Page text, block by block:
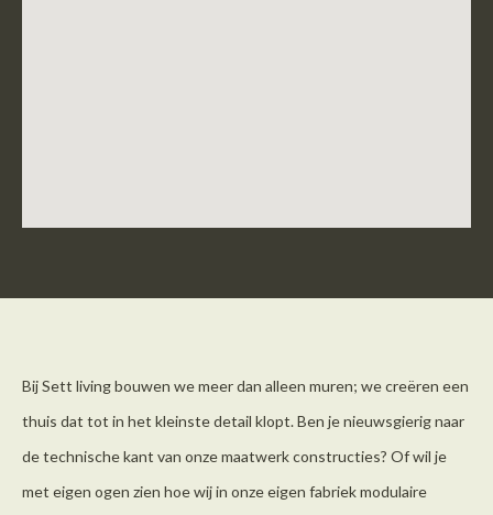
Bij Sett living bouwen we meer dan alleen muren; we creëren een
thuis dat tot in het kleinste detail klopt. Ben je nieuwsgierig naar
de technische kant van onze maatwerk constructies? Of wil je
met eigen ogen zien hoe wij in onze eigen fabriek modulaire